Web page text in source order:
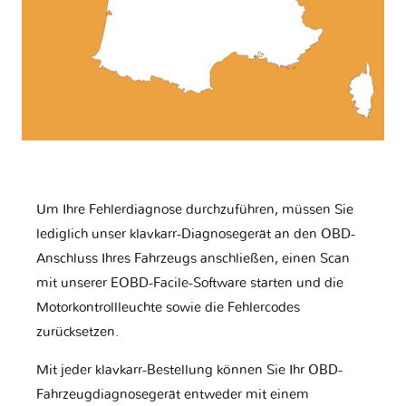
Um Ihre Fehlerdiagnose durchzuführen, müssen Sie
lediglich unser klavkarr-Diagnosegerät an den OBD-
Anschluss Ihres Fahrzeugs anschließen, einen Scan
mit unserer EOBD-Facile-Software starten und die
Motorkontrollleuchte sowie die Fehlercodes
zurücksetzen.
Mit jeder klavkarr-Bestellung können Sie Ihr OBD-
Fahrzeugdiagnosegerät entweder mit einem